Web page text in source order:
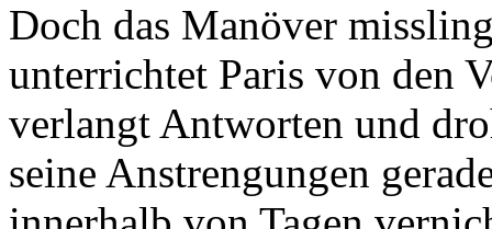
Doch das Manöver
unterrichtet Paris von den
verlangt Antworten und
seine Anstrengungen